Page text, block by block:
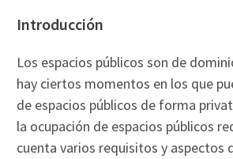
Introducción
Los espacios públicos son de
hay ciertos momentos en los que
de espacios públicos de forma
la ocupación de espacios públicos
cuenta varios requisitos y aspectos